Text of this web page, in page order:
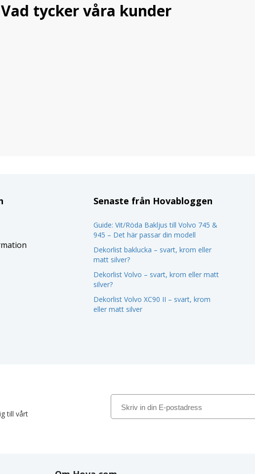
Vad tycker våra kunder
Senaste från Hovabloggen
Guide: Vit/Röda Bakljus till Volvo 745 &
945 – Det här passar din modell
Dekorlist baklucka – svart, krom eller
matt silver?
Dekorlist Volvo – svart, krom eller matt
silver?
Dekorlist Volvo XC90 II – svart, krom
eller matt silver
till vårt